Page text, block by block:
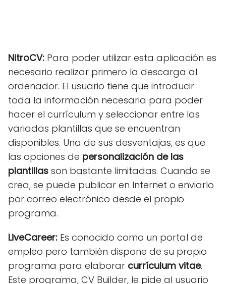
NitroCV: Para poder utilizar esta aplicación es
necesario realizar primero la descarga al
ordenador. El usuario tiene que introducir
toda la información necesaria para poder
hacer el currículum y seleccionar entre las
variadas plantillas que se encuentran
disponibles. Una de sus desventajas, es que
las opciones de personalización de las
plantillas son bastante limitadas. Cuando se
crea, se puede publicar en Internet o enviarlo
por correo electrónico desde el propio
programa.
LiveCareer: Es conocido como un portal de
empleo pero también dispone de su propio
programa para elaborar currículum vitae.
Este programa, CV Builder, le pide al usuario